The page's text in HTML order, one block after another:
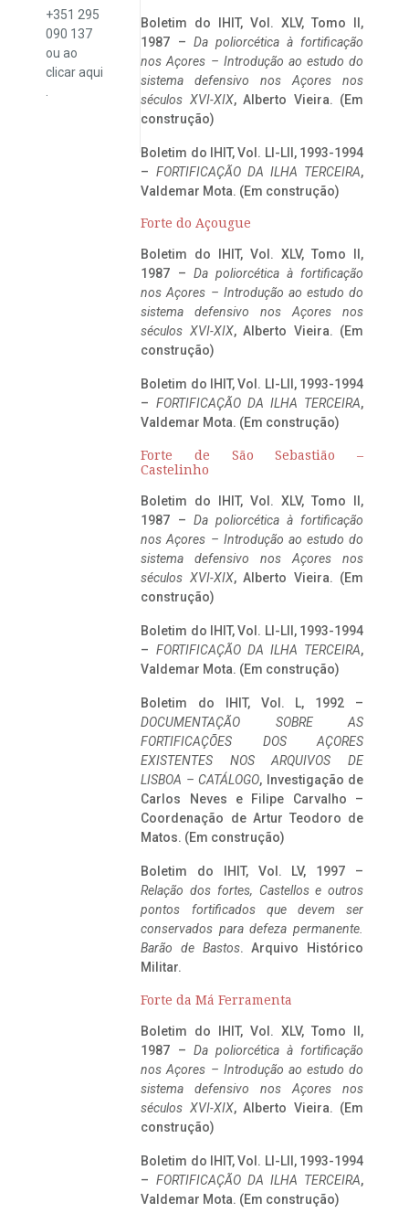
+351 295
090 137
ou ao
clicaraqui
Boletim do IHIT, Vol. XLV, Tomo II,
1987 – Da poliorcética à fortificação
nos Açores – Introdução ao estudo do
sistema defensivo nos Açores nos
séculos XVI-XIX, Alberto Vieira. (Em
construção)
Boletim do IHIT, Vol. LI-LII, 1993-1994
– FORTIFICAÇÃO DA ILHA TERCEIRA,
Valdemar Mota. (Em construção)
Forte do Açougue
Boletim do IHIT, Vol. XLV, Tomo II,
1987 – Da poliorcética à fortificação
nos Açores – Introdução ao estudo do
sistema defensivo nos Açores nos
séculos XVI-XIX, Alberto Vieira. (Em
construção)
Boletim do IHIT, Vol. LI-LII, 1993-1994
– FORTIFICAÇÃO DA ILHA TERCEIRA,
Valdemar Mota. (Em construção)
Forte de São Sebastião –
Castelinho
Boletim do IHIT, Vol. XLV, Tomo II,
1987 – Da poliorcética à fortificação
nos Açores – Introdução ao estudo do
sistema defensivo nos Açores nos
séculos XVI-XIX, Alberto Vieira. (Em
construção)
Boletim do IHIT, Vol. LI-LII, 1993-1994
– FORTIFICAÇÃO DA ILHA TERCEIRA,
Valdemar Mota. (Em construção)
Boletim do IHIT, Vol. L, 1992 –
DOCUMENTAÇÃO SOBRE AS
FORTIFICAÇÕES DOS AÇORES
EXISTENTES NOS ARQUIVOS DE
LISBOA – CATÁLOGO, Investigação de
Carlos Neves e Filipe Carvalho –
Coordenação de Artur Teodoro de
Matos. (Em construção)
Boletim do IHIT, Vol. LV, 1997 –
Relação dos fortes, Castellos e outros
pontos fortificados que devem ser
conservados para defeza permanente.
Barão de Bastos. Arquivo Histórico
Militar.
Forte da Má Ferramenta
Boletim do IHIT, Vol. XLV, Tomo II,
1987 – Da poliorcética à fortificação
nos Açores – Introdução ao estudo do
sistema defensivo nos Açores nos
séculos XVI-XIX, Alberto Vieira. (Em
construção)
Boletim do IHIT, Vol. LI-LII, 1993-1994
– FORTIFICAÇÃO DA ILHA TERCEIRA,
Valdemar Mota. (Em construção)